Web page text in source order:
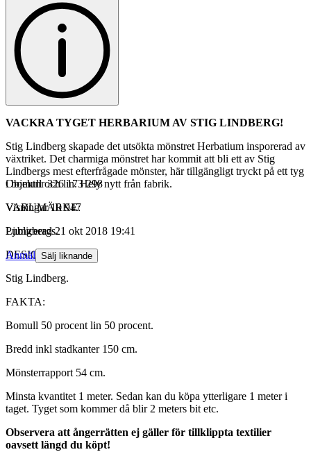
VACKRA TYGET HERBARIUM AV STIG LINDBERG!
Stig Lindberg skapade det utsökta mönstret Herbatium insporerad av
växtriket. Det charmiga mönstret har kommit att bli ett av Stig
Lindbergs mest efterfrågade mönster, här tillgängligt tryckt på ett tyg
i bomull och lin. Hely nytt från fabrik.
VARUMÄRKE:
Ljungbergs.
DESIGNER:
Stig Lindberg.
FAKTA:
Bomull 50 procent lin 50 procent.
Bredd inkl stadkanter 150 cm.
Mönsterrapport 54 cm.
Minsta kvantitet 1 meter. Sedan kan du köpa ytterligare 1 meter i
taget. Tyget som kommer då blir 2 meters bit etc.
Observera att ångerrätten ej gäller för tillklippta textilier
oavsett längd du köpt!
Objektnr 326 173 298
Visningar 10 947
Publicerad 21 okt 2018 19:41
Anmäl Sälj liknande